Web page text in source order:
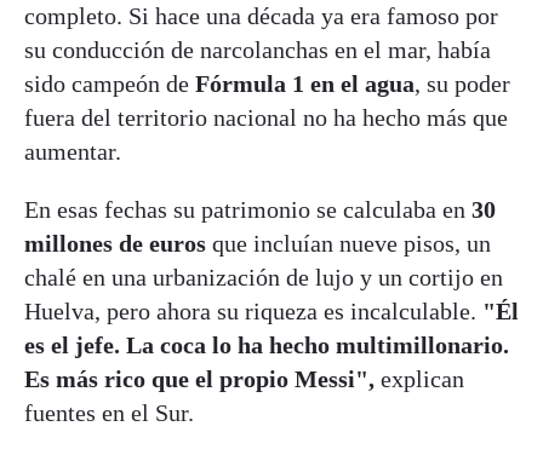
completo. Si hace una década ya era famoso por
su conducción de narcolanchas en el mar, había
sido campeón de Fórmula 1 en el agua, su poder
fuera del territorio nacional no ha hecho más que
aumentar.
En esas fechas su patrimonio se calculaba en 30
millones de euros que incluían nueve pisos, un
chalé en una urbanización de lujo y un cortijo en
Huelva, pero ahora su riqueza es incalculable. "Él
es el jefe. La coca lo ha hecho multimillonario.
Es más rico que el propio Messi", explican
fuentes en el Sur.